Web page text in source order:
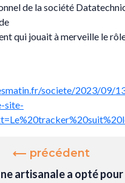
de la société
qui jouait à merveille le
societe/2023/09/
site-
précédent
artisanale a opté